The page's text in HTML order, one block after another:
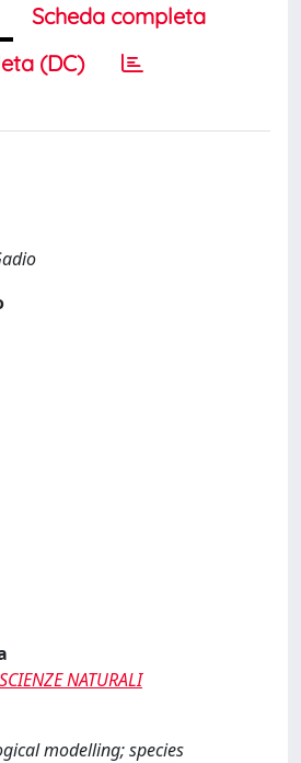
Scheda completa
(DC)
NATURALI
modelling; species